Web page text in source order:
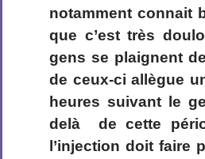
notamment connait
que c’est très
gens se plaignent
de ceux-ci allègue
heures suivant le
delà de cette
l’injection doit faire